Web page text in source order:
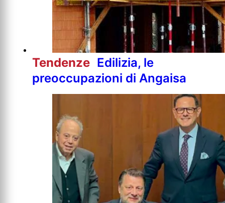
Tendenze Edilizia, le
preoccupazioni di Angaisa